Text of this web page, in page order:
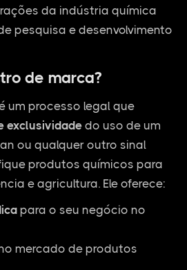
da indústria química
pesquisa e desenvolvimento
de marca?
um processo legal que
exclusividade do uso de um
ou qualquer outro sinal
produtos químicos para
e agricultura. Ele oferece:
para o seu negócio no
mercado de produtos